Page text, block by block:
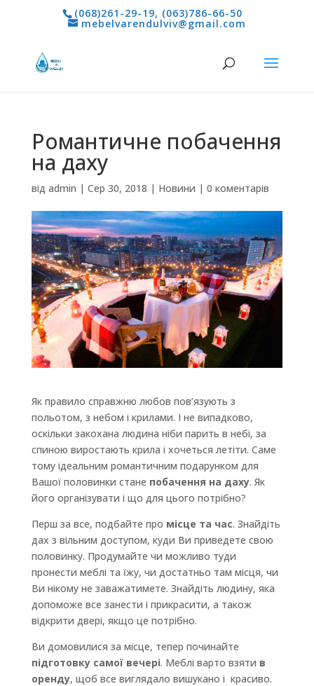
(068)261-29-19, (063)786-66-50
mebelvarendulviv@gmail.com
Романтичне побачення
на даху
від admin | Сер 30, 2018 | Новини | 0 коментарів
Як правило справжню любов пов’язують з
польотом, з небом і крилами. І не випадково,
оскільки закохана людина ніби парить в небі, за
спиною виростають крила і хочеться летіти. Саме
тому ідеальним романтичним подарунком для
Вашої половинки стане побачення на даху. Як
його організувати і що для цього потрібно?
Перш за все, подбайте про місце та час. Знайдіть
дах з вільним доступом, куди Ви приведете свою
половинку. Продумайте чи можливо туди
пронести меблі та їжу, чи достатньо там місця, чи
Ви нікому не заважатимете. Знайдіть людину, яка
допоможе все занести і прикрасити, а також
відкрити двері, якщо це потрібно.
Ви домовилися за місце, тепер починайте
підготовку самої вечері. Меблі варто взяти в
оренду, щоб все виглядало вишукано і красиво.